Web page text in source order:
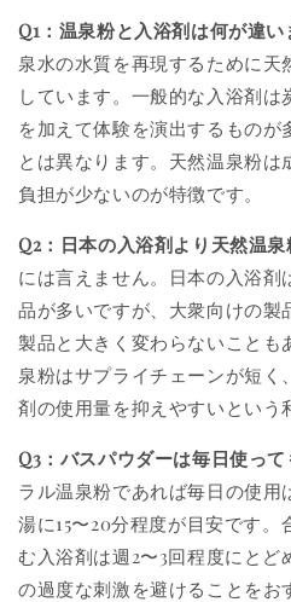
Q1：温泉粉と入浴剤は何が違
泉水の水質を再現するために天
しています。一般的な入浴剤
を加えて体験を演出するもの
とは異なります。天然温泉粉
負担が少ないのが特徴です。
Q2：日本の入浴剤より天然温
には言えません。日本の入浴剤
品が多いですが、大衆向けの製
製品と大きく変わらないことも
泉粉はサプライチェーンが短
剤の使用量を抑えやすいという
Q3：バスパウダーは毎日使っ
ラル温泉粉であれば毎日の使
湯に15〜20分程度が目安です
む入浴剤は週2〜3回程度にと
の過度な刺激を避けることをお